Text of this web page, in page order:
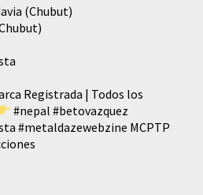
(Chubut)
Registrada | Todos los
#nepal #betovazquez
#metaldazewebzine MCPTP